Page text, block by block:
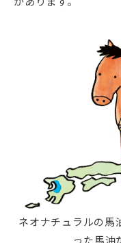
ネオナチュラルの馬
った馬油